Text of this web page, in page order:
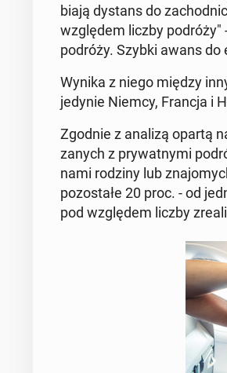
bia­ją dystans do
wzglę­dem liczby podróży"
podróży. Szybki awans do
Wynika z niego między
jedynie Niemcy, Francja i
Zgodnie z analizą opartą
za­nych z pry­wat­ny­mi
na­mi rodziny lub
po­zo­sta­łe 20 proc. - od
pod wzglę­dem liczby